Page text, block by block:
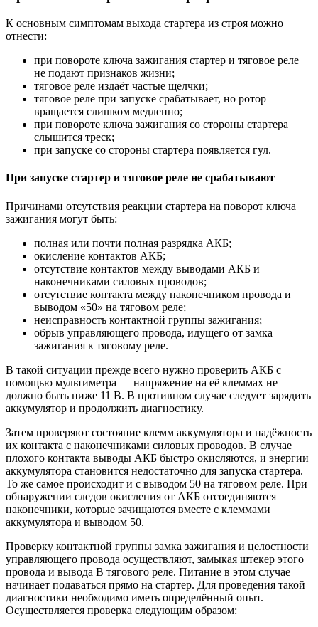
К основным симптомам выхода стартера из строя можно
отнести:
при повороте ключа зажигания стартер и тяговое реле
не подают признаков жизни;
тяговое реле издаёт частые щелчки;
тяговое реле при запуске срабатывает, но ротор
вращается слишком медленно;
при повороте ключа зажигания со стороны стартера
слышится треск;
при запуске со стороны стартера появляется гул.
При запуске стартер и тяговое реле не срабатывают
Причинами отсутствия реакции стартера на поворот ключа
зажигания могут быть:
полная или почти полная разрядка АКБ;
окисление контактов АКБ;
отсутствие контактов между выводами АКБ и
наконечниками силовых проводов;
отсутствие контакта между наконечником провода и
выводом «50» на тяговом реле;
неисправность контактной группы зажигания;
обрыв управляющего провода, идущего от замка
зажигания к тяговому реле.
В такой ситуации прежде всего нужно проверить АКБ с
помощью мультиметра — напряжение на её клеммах не
должно быть ниже 11 В. В противном случае следует зарядить
аккумулятор и продолжить диагностику.
Затем проверяют состояние клемм аккумулятора и надёжность
их контакта с наконечниками силовых проводов. В случае
плохого контакта выводы АКБ быстро окисляются, и энергии
аккумулятора становится недостаточно для запуска стартера.
То же самое происходит и с выводом 50 на тяговом реле. При
обнаружении следов окисления от АКБ отсоединяются
наконечники, которые зачищаются вместе с клеммами
аккумулятора и выводом 50.
Проверку контактной группы замка зажигания и целостности
управляющего провода осуществляют, замыкая штекер этого
провода и вывода B тягового реле. Питание в этом случае
начинает подаваться прямо на стартер. Для проведения такой
диагностики необходимо иметь определённый опыт.
Осуществляется проверка следующим образом: